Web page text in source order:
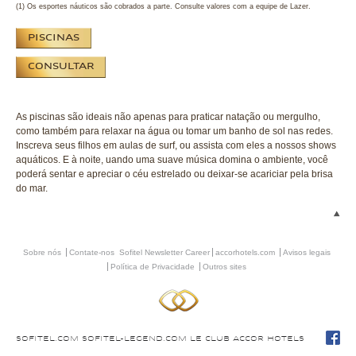
(1) Os esportes náuticos são cobrados a parte. Consulte valores com a equipe de Lazer.
PISCINAS
CONSULTAR
As piscinas são ideais não apenas para praticar natação ou mergulho,
como também para relaxar na água ou tomar um banho de sol nas redes.
Inscreva seus filhos em aulas de surf, ou assista com eles a nossos shows
aquáticos. E à noite, uando uma suave música domina o ambiente, você
poderá sentar e apreciar o céu estrelado ou deixar-se acariciar pela brisa
do mar.
Sobre nós Contate-nos Sofitel Newsletter Career accorhotels.com
Avisos legais
Política de Privacidade
Outros sites
SOFITEL.COM SOFITEL-LEGEND.COM LE CLUB ACCOR HOTELS